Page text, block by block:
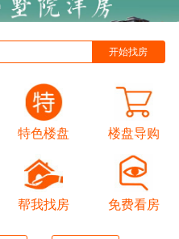
特色楼盘 楼盘导购
帮我找房 免费看房